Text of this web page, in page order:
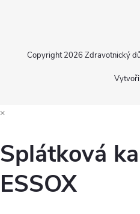
Copyright 2026 Zdravotnický
×
Splátková
ESSOX